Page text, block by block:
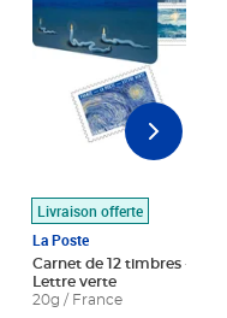
Livraison offerte
La Poste
Carnet de 12 timbres - Le
Lettre verte
20g / France